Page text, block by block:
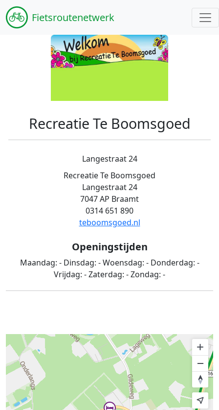
Fietsroutenetwerk
Recreatie Te Boomsgoed
Langestraat 24
Recreatie Te Boomsgoed
Langestraat 24
7047 AP Braamt
0314 651 890
teboomsgoed.nl
Openingstijden
Maandag: - Dinsdag: -Woensdag: - Donderdag: -
Vrijdag: -Zaterdag: -Zondag: -